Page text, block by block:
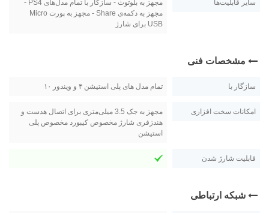
سایر قابلیت‌ها
مجهز به بلوتوث - سازگار با تمام مدل‌های PS4 -
مجهز به دکمه‌ی Share - مجهز به پورت Micro
USB برای شارژ
مشخصات فنی
سازگار با تمام مدل های پلی استیشن ۴ و ویندور ۱۰
امکانات سخت افزاری
مجهز به جک 3.5 میلی‌متری برای اتصال هدست و
هندزفری شارژ مخصوص کیبورد مخصوص پلی
استیشن
قابلیت شارژ شدن
شبکه ارتباطی